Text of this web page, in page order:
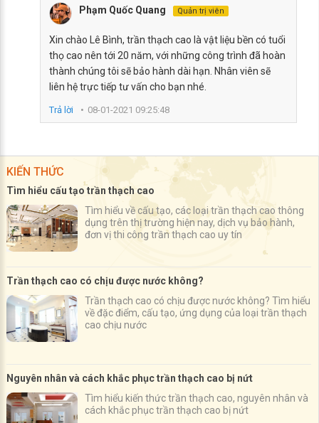
Phạm Quốc Quang Quản trị viên
Xin chào Lê Bình, trần thạch cao là vật liệu bền có tuổi
thọ cao nên tới 20 năm, với những công trình đã hoàn
thành chúng tôi sẽ bảo hành dài hạn. Nhân viên sẽ
liên hệ trực tiếp tư vấn cho bạn nhé.
Trả lời 08-01-2021 09:25:48
KIẾN THỨC
Tìm hiểu cấu tạo trần thạch cao
Tìm hiểu về cấu tạo, các loại trần thạch cao thông
dụng trên thị trường hiện nay, dịch vụ bảo hành,
đơn vị thi công trần thạch cao uy tín
Trần thạch cao có chịu được nước không?
Trần thạch cao có chịu được nước không? Tìm hiểu
về đặc điểm, cấu tạo, ứng dụng của loại trần thạch
cao chịu nước
Nguyên nhân và cách khắc phục trần thạch cao bị nứt
Tìm hiểu kiến thức trần thạch cao, nguyên nhân và
cách khắc phục trần thạch cao bị nứt